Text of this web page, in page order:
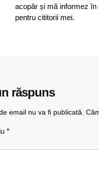
acopăr și mă informez în
pentru cititorii mei.
răspuns
email nu va fi publicată.
*